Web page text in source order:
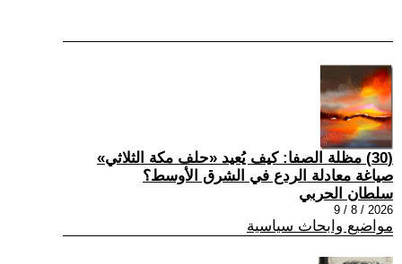
(30) مظلة الصفا: كيف يُعيد «حلف مكة الثلاثي»
صياغة معادلة الردع في الشرق الأوسط؟
سلطان الحربي
2026 / 8 / 9
مواضيع وابحاث سياسية